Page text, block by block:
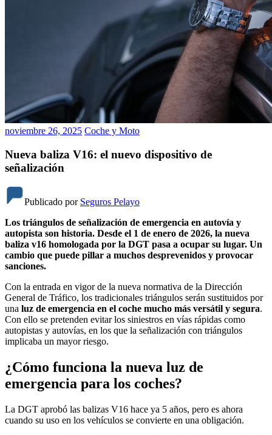
noviembre 26, 2025 Coche y Moto
Nueva baliza V16: el nuevo dispositivo de
señalización
Publicado por Seguros Pelayo
Los triángulos de señalización de emergencia en autovía y
autopista son historia. Desde el 1 de enero de 2026, la nueva
baliza v16 homologada por la DGT pasa a ocupar su lugar. Un
cambio que puede pillar a muchos desprevenidos y provocar
sanciones.
Con la entrada en vigor de la nueva normativa de la Dirección
General de Tráfico, los tradicionales triángulos serán sustituidos por
una luz de emergencia en el coche mucho más versátil y segura.
Con ello se pretenden evitar los siniestros en vías rápidas como
autopistas y autovías, en los que la señalización con triángulos
implicaba un mayor riesgo.
¿Cómo funciona la nueva luz de
emergencia para los coches?
La DGT aprobó las balizas V16 hace ya 5 años, pero es ahora
cuando su uso en los vehículos se convierte en una obligación.